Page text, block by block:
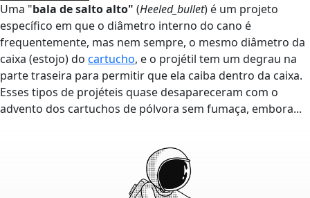
Uma "bala de salto alto" (Heeled_bullet) é um projeto
específico em que o diâmetro interno do cano é
frequentemente, mas nem sempre, o mesmo diâmetro da
caixa (estojo) do cartucho, e o projétil tem um degrau na
parte traseira para permitir que ela caiba dentro da caixa.
Esses tipos de projéteis quase desapareceram com o
advento dos cartuchos de pólvora sem fumaça, embora...